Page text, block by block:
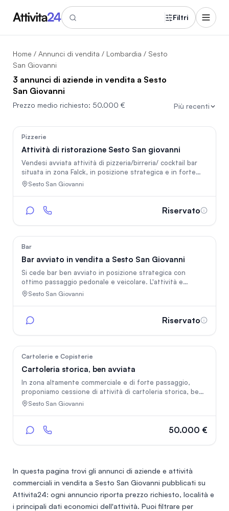
Filtri
Home / Annunci di vendita / Lombardia / Sesto
San Giovanni
3 annunci di aziende in vendita a Sesto
San Giovanni
Prezzo medio richiesto: 50.000 € Più recenti
Pizzerie
Attività di ristorazione Sesto San giovanni
Vendesi avviata attività di pizzeria/birreria/ cocktail bar
situata in zona Falck, in posizione strategica e in forte
espansione. Il locale si sviluppa su una superficie di circa
potenzialità di crescita e incremento del fatturato. Per
una visita, contattare in privato.
Sesto San Giovanni
Riservato
Bar
Bar avviato in vendita a Sesto San Giovanni
Si cede bar ben avviato in posizione strategica con
ottimo passaggio pedonale e veicolare. L'attività e
completamente operativa e dispone di una clientela
personali.
Sesto San Giovanni
Riservato
Cartolerie e Copisterie
Cartoleria storica, ben avviata
In zona altamente commerciale e di forte passaggio,
proponiamo cessione di attività di cartoleria storica, ben
avviata e conosciuta nel quartiere, situata frontalmente a
perfetta per il settore.
Sesto San Giovanni
50.000 €
In questa pagina trovi gli annunci di aziende e attività
commerciali in vendita a Sesto San Giovanni pubblicati su
Attivita24: ogni annuncio riporta prezzo richiesto, località e
i principali dati economici dell'attività. Puoi filtrare per